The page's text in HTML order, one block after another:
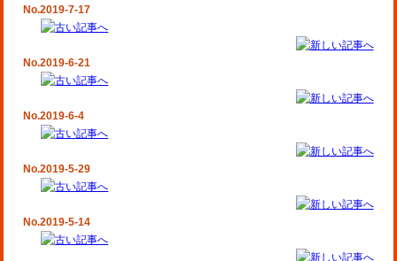
No.2019-7-17
No.2019-6-21
No.2019-6-4
No.2019-5-29
No.2019-5-14